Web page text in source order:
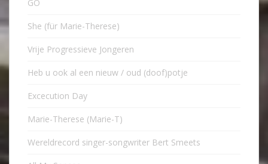
GO
She (für Marie-Therese)
Vrije Progressieve Jongeren
Heb u ook al een nieuw / oud (doof)potje
Excecution Day
Marie-Therese (Marie-T)
Wereldrecord singer-songwriter Bert Smeets